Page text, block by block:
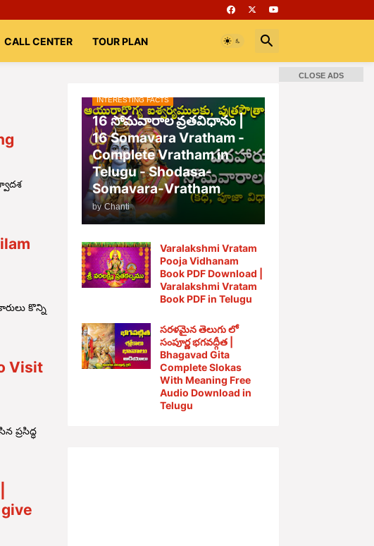
CALL CENTER TOUR PLAN
కొన్ని
Visit
ప్రసిద్ధ
INTERESTING FACTS
16 సోమవారాల వ్రతవిధానం |
16 Somavara Vratham -
Complete Vratham in
Telugu - Shodasa-
Somavara-Vratham
by Chanti
Varalakshmi Vratam
Pooja Vidhanam
Book PDF Download |
Varalakshmi Vratam
Book PDF in Telugu
సరళమైన తెలుగు లో
సంపూర్ణ భగవద్గీత |
Bhagavad Gita
Complete Slokas
With Meaning Free
Audio Download in
Telugu
CLOSE ADS